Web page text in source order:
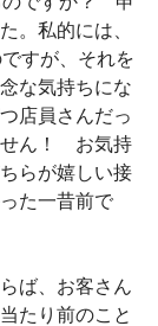
。私的には、
すが、それを
な気持ちにな
店員さんだっ
せん！ お気持
らが嬉しい接
た一昔前で
ば、お客さん
たり前のこと